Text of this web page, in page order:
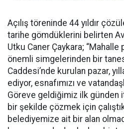
Açılış töreninde 44 yıldır
tarihe gömdüklerini belirten
Utku Caner Çaykara;
önemli simgelerinden bir
Caddesi’nde kurulan pazar,
ediyor, esnafımızı ve
Göreve geldiğimiz ilk günden
bir şekilde çözmek için
belediyemize ait bir alan